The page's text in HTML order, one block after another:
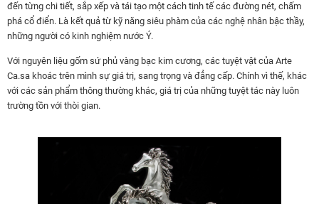
đến từng chi tiết, sắp xếp và tái tạo một cách tinh tế các đường nét, chấm
phá cổ điển. Là kết quả từ kỹ năng siêu phàm của các nghệ nhân bậc thầy,
những người có kinh nghiệm nước Ý.
Với nguyên liệu gốm sứ phủ vàng bạc kim cương, các tuyệt vật của Arte
Ca.sa khoác trên mình sự giá trị, sang trọng và đẳng cấp. Chính vì thế, khác
với các sản phẩm thông thường khác, giá trị của những tuyệt tác này luôn
trường tồn với thòi gian.